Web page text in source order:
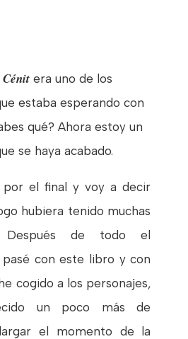
Cénitera uno de los
estaba esperando con
qué? Ahora estoy un
se haya acabado.
por el final y voy a decir
hubiera tenido muchas
Después de todo el
con este libro y con
cogido a los personajes,
un poco más de
el momento de la